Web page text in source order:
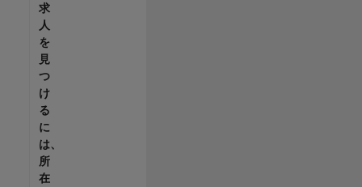
求
人
を
見
つ
け
る
に
は、
所
在